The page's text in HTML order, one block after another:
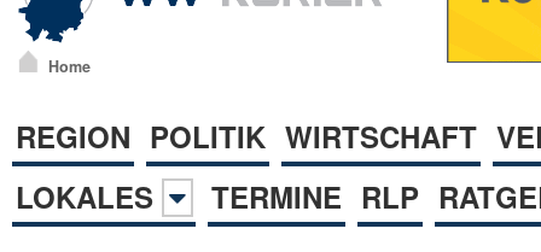
Home
REGION POLITIK WIRTSCHAFT
LOKALES
TERMINE RLP